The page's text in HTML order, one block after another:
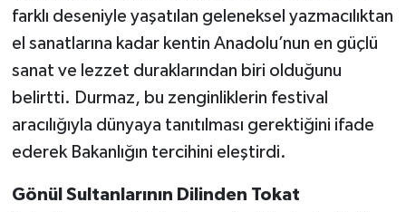
farklı deseniyle yaşatılan geleneksel yazmacılıktan
el sanatlarına kadar kentin Anadolu’nun en güçlü
sanat ve lezzet duraklarından biri olduğunu
belirtti. Durmaz, bu zenginliklerin festival
aracılığıyla dünyaya tanıtılması gerektiğini ifade
ederek Bakanlığın tercihini eleştirdi.
Gönül Sultanlarının Dilinden Tokat